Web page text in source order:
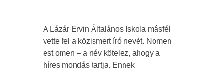
A Lázár Ervin Általános Iskola másfél
vette fel a közismert író nevét. Nomen
est omen – a név kötelez, ahogy a
híres mondás tartja. Ennek